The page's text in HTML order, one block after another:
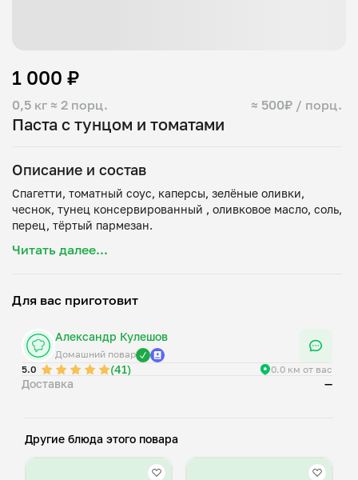
Паста с тунцом и томатами
0,5 кг ≈ 2 порц. ≈ 500₽ / порц.
1 000 ₽
Описание и состав
Спагетти, томатный соус, каперсы, зелёные оливки,
чеснок, тунец консервированный , оливковое масло, соль,
Читать далее...
Для вас приготовит
Александр Кулешов
Домашний повар
5.0
(41) 0.0 км от вас
Доставка —
Другие блюда этого повара